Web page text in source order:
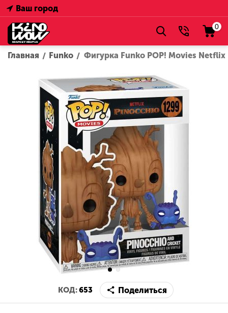
Ваш город
0
Главная / Funko / Фигурка Funko POP! Movies
КОД:653 Поделиться